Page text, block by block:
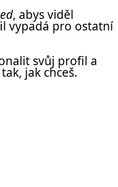
, abys viděl
vypadá pro ostatní
svůj profil a
jak chceš.